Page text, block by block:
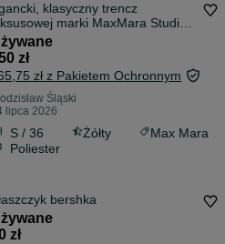
klasyczny trencz
marki MaxMara Studio
pięknym, stonowanym żółtym
roz S
zł
zł z Pakietem Ochronnym
Śląski
lipca 2026
S / 36 Żółty
Max Mara
Poliester
bershka
zł